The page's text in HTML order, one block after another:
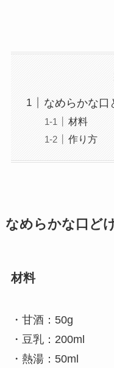
なめらかな口
材料
作り方
なめらかな口ど
材料
・甘酒：50g
・豆乳：200ml
・熱湯：50ml